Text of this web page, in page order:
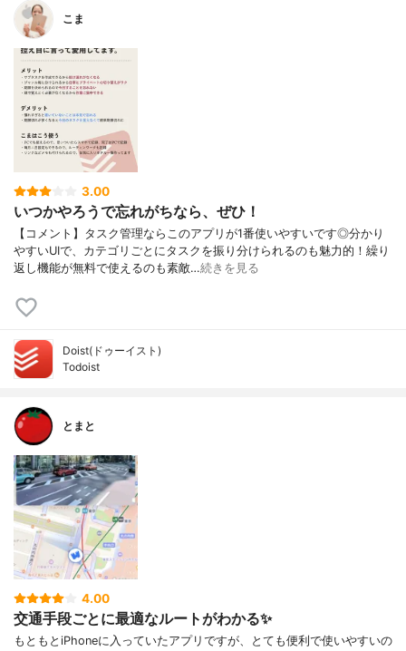
こま
3.00
いつかやろうで忘れがちなら、ぜひ！
【コメント】タスク管理ならこのアプリが1番使いやすいです◎分かり
やすいUIで、カテゴリごとにタスクを振り分けられるのも魅力的！繰り
返し機能が無料で使えるのも素敵…続きを見る
Doist(ドゥーイスト)
Todoist
とまと
4.00
交通手段ごとに最適なルートがわかる✨
もともとiPhoneに入っていたアプリですが、とても便利で使いやすいの